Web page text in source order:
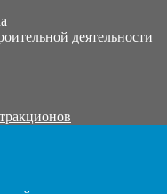
деятельности